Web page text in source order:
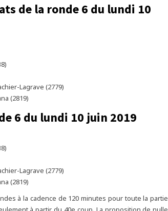
de la ronde 6 du lundi 10
Lagrave (2779)
(2819)
6 du lundi 10 juin 2019
Lagrave (2779)
(2819)
à la cadence de 120 minutes pour toute la partie